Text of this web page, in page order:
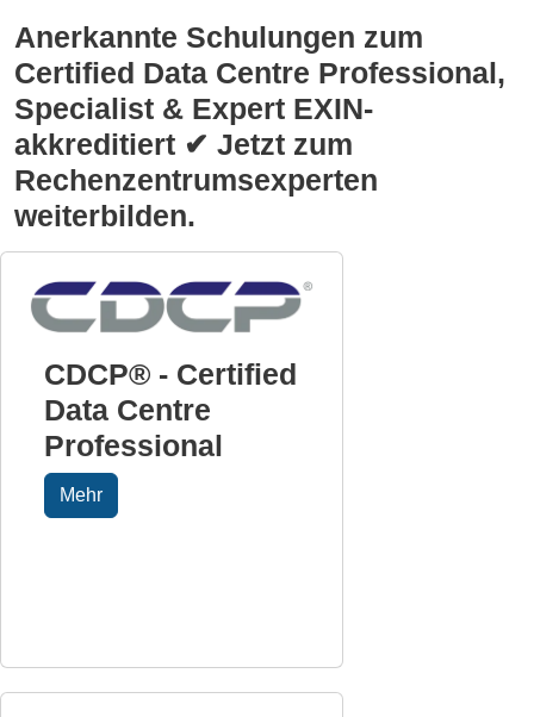
Anerkannte Schulungen zum
Certified Data Centre Professional,
Specialist & Expert EXIN-
akkreditiert ✔ Jetzt zum
Rechenzentrumsexperten
weiterbilden.
CDCP® - Certified
Data Centre
Professional
Mehr